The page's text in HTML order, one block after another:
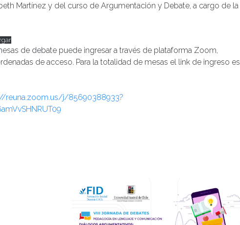
Martínez y del curso de Argumentación y Debate, a cargo de la
de debate puede ingresar a través de plataforma Zoom,
de acceso. Para la totalidad de mesas el link de ingreso es
reuna.zoom.us/j/85690388933?